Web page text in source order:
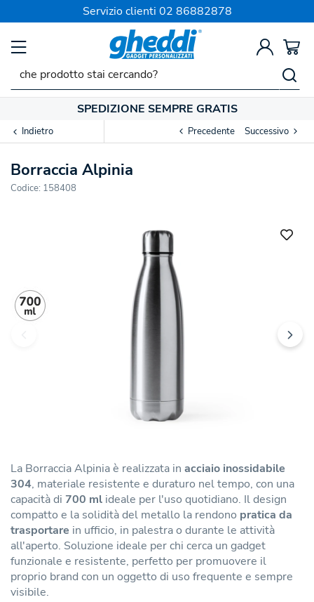
Servizio clienti 02 86882878
SPEDIZIONE SEMPRE GRATIS
Indietro Precedente Successivo
Borraccia Alpinia
Codice: 158408
La Borraccia Alpinia è realizzata in acciaio inossidabile
304, materiale resistente e duraturo nel tempo, con una
capacità di 700 ml ideale per l'uso quotidiano. Il design
compatto e la solidità del metallo la rendono pratica da
trasportare in ufficio, in palestra o durante le attività
all'aperto. Soluzione ideale per chi cerca un gadget
funzionale e resistente, perfetto per promuovere il
proprio brand con un oggetto di uso frequente e sempre
visibile.